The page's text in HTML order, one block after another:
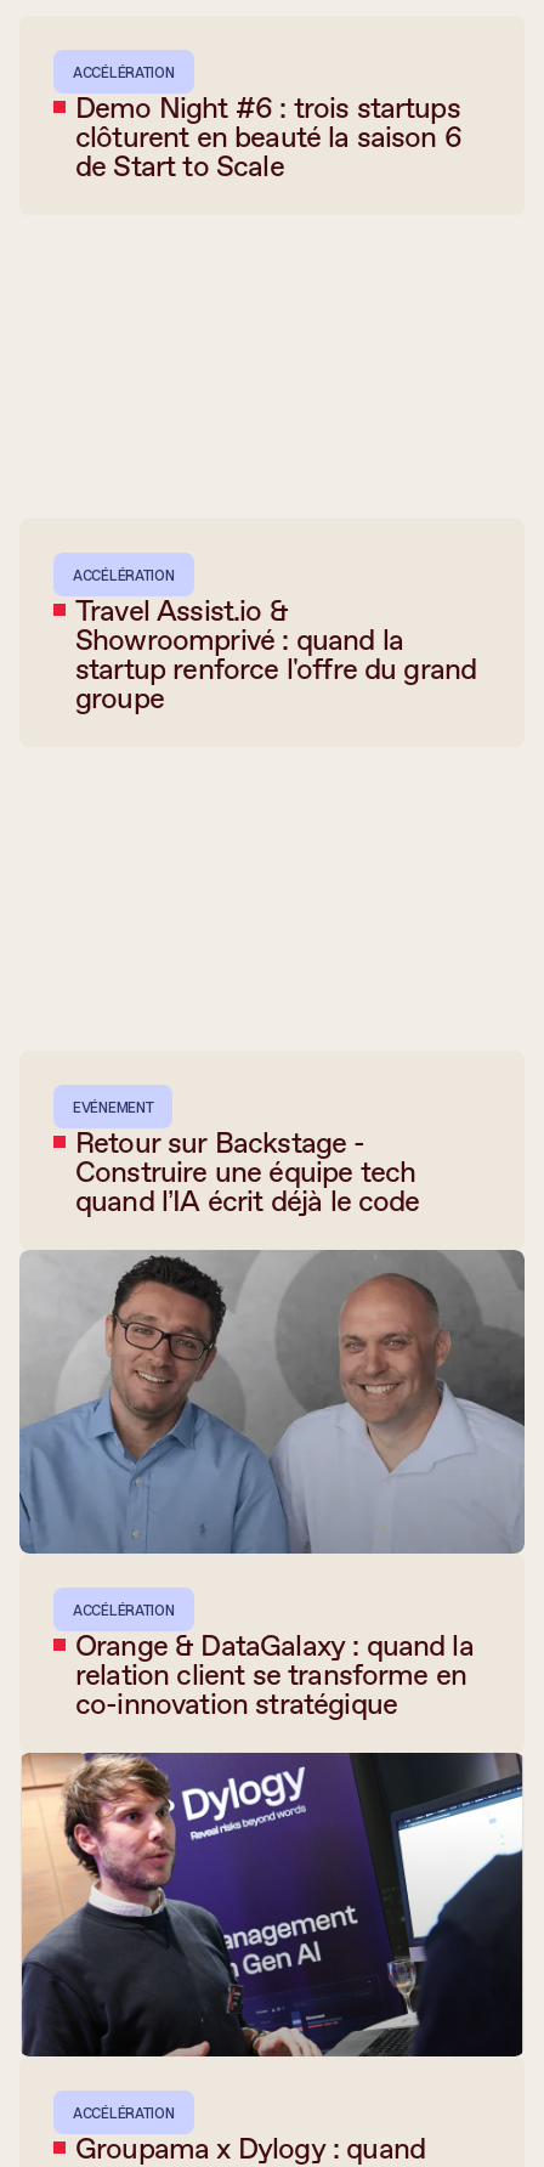
ACCÉLÉRATION
Demo Night #6 : trois startups
clôturent en beauté la saison 6
de Start to Scale
ACCÉLÉRATION
Travel Assist.io &
Showroomprivé : quand la
startup renforce l'offre du grand
groupe
EVÉNEMENT
Retour sur Backstage -
Construire une équipe tech
quand l’IA écrit déjà le code
ACCÉLÉRATION
Orange & DataGalaxy : quand la
relation client se transforme en
co-innovation stratégique
ACCÉLÉRATION
Groupama x Dylogy : quand